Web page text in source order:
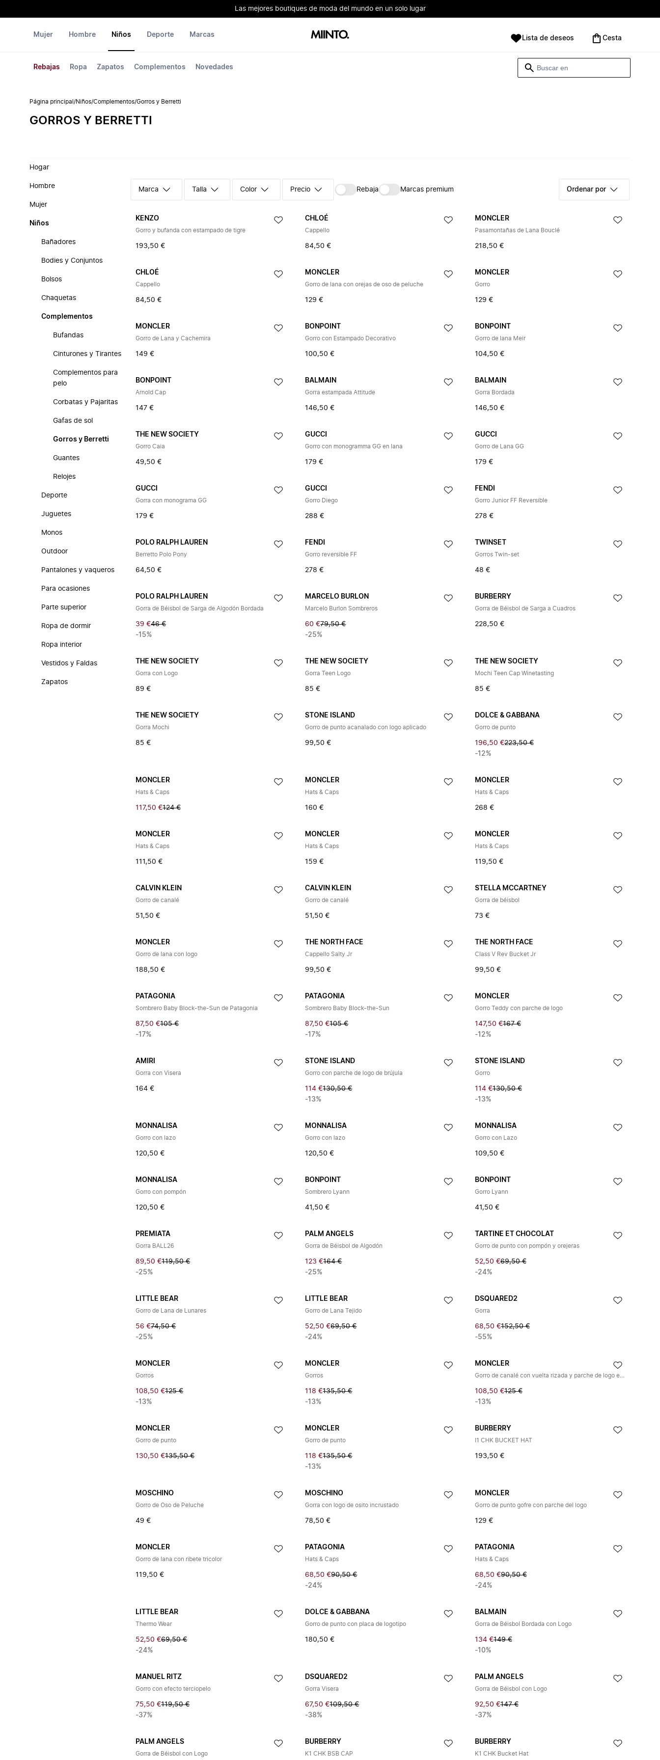
Las mejores boutiques de moda del mundo en un solo lugar
Mujer Hombre Niños
Rebajas Ropa Zapatos Complementos Novedades
Deporte Marcas Lista de deseos Cesta
Página principal /Niños/Complementos/Gorros y Berretti
GORROS Y BERRETTI
Hogar
Hombre
Mujer
Niños
Bañadores
Bodies y Conjuntos
Bolsos
Chaquetas
Complementos
Bufandas
Cinturones y Tirantes
Complementos para
pelo
Corbatas y Pajaritas
Gafas de sol
Gorros y Berretti
Guantes
Relojes
Deporte
Juguetes
Monos
Outdoor
Pantalones y vaqueros
Para ocasiones
Parte superior
Ropa de dormir
Ropa interior
Vestidos y Faldas
Zapatos
Marca Talla Color Precio Rebaja Marcas premium Ordenar por
KENZO
Gorro y bufanda con estampado de tigre
193,50 €
CHLOÉ
Cappello
84,50 €
MONCLER
Pasamontañas de Lana Bouclé
218,50 €
CHLOÉ
Cappello
84,50 €
MONCLER
Gorro de lana con orejas de oso de peluche
129 €
MONCLER
Gorro
129 €
MONCLER
Gorro de Lana y Cachemira
149 €
BONPOINT
Gorro con Estampado Decorativo
100,50 €
BONPOINT
Gorro de lana Meir
104,50 €
BONPOINT
Arnold Cap
147 €
BALMAIN
Gorra estampada Attitude
146,50 €
BALMAIN
Gorra Bordada
146,50 €
THE NEW SOCIETY
Gorro Caia
49,50 €
GUCCI
Gorro con monogramma GG en lana
179 €
GUCCI
Gorro de Lana GG
179 €
GUCCI
Gorra con monograma GG
179 €
GUCCI
Gorro Diego
288 €
FENDI
Gorro Junior FF Reversible
278 €
POLO RALPH LAUREN
Berretto Polo Pony
64,50 €
FENDI
Gorro reversible FF
278 €
TWINSET
Gorros Twin-set
48 €
POLO RALPH LAUREN
Gorra de Béisbol de Sarga de Algodón Bordada
39 €46 €
-15%
MARCELO BURLON
Marcelo Burlon Sombreros
60 €79,50 €
-25%
BURBERRY
Gorra de Béisbol de Sarga a Cuadros
228,50 €
THE NEW SOCIETY
Gorra con Logo
89 €
THE NEW SOCIETY
Gorra Teen Logo
85 €
THE NEW SOCIETY
Mochi Teen Cap Winetasting
85 €
THE NEW SOCIETY
Gorra Mochi
85 €
STONE ISLAND
Gorro de punto acanalado con logo aplicado
99,50 €
DOLCE & GABBANA
Gorro de punto
196,50 €223,50 €
-12%
MONCLER
Hats & Caps
117,50 €124 €
MONCLER
Hats & Caps
160 €
MONCLER
Hats & Caps
268 €
MONCLER
Hats & Caps
111,50 €
MONCLER
Hats & Caps
159 €
MONCLER
Hats & Caps
119,50 €
CALVIN KLEIN
Gorro de canalé
51,50 €
CALVIN KLEIN
Gorro de canalé
51,50 €
STELLA MCCARTNEY
Gorra de béisbol
73 €
MONCLER
Gorro de lana con logo
188,50 €
THE NORTH FACE
Cappello Salty Jr
99,50 €
THE NORTH FACE
Class V Rev Bucket Jr
99,50 €
PATAGONIA
Sombrero Baby Block-the-Sun de Patagonia
87,50 €105 €
-17%
PATAGONIA
Sombrero Baby Block-the-Sun
87,50 €105 €
-17%
MONCLER
Gorro Teddy con parche de logo
147,50 €167 €
-12%
AMIRI
Gorra con Visera
164 €
STONE ISLAND
Gorro con parche de logo de brújula
114 €130,50 €
-13%
STONE ISLAND
Gorro
114 €130,50 €
-13%
MONNALISA
Gorro con lazo
120,50 €
MONNALISA
Gorro con lazo
120,50 €
MONNALISA
Gorro con Lazo
109,50 €
MONNALISA
Gorro con pompón
120,50 €
BONPOINT
Sombrero Lyann
41,50 €
BONPOINT
Gorro Lyann
41,50 €
PREMIATA
Gorra BALL26
89,50 €119,50 €
-25%
PALM ANGELS
Gorra de Béisbol de Algodón
123 €164 €
-25%
TARTINE ET CHOCOLAT
Gorro de punto con pompón y orejeras
52,50 €69,50 €
-24%
LITTLE BEAR
Gorro de Lana de Lunares
56 €74,50 €
-25%
LITTLE BEAR
Gorro de Lana Tejido
52,50 €69,50 €
-24%
DSQUARED2
Gorra
68,50 €152,50 €
-55%
MONCLER
Gorros
108,50 €125 €
-13%
MONCLER
Gorros
118 €135,50 €
-13%
MONCLER
Gorro de canalé con vuelta rizada y parche de logo en la parte delantera
108,50 €125 €
-13%
MONCLER
Gorro de punto
130,50 €135,50 €
MONCLER
Gorro de punto
118 €135,50 €
-13%
BURBERRY
I1 CHK BUCKET HAT
193,50 €
MOSCHINO
Gorro de Oso de Peluche
49 €
MOSCHINO
Gorra con logo de osito incrustado
78,50 €
MONCLER
Gorro de punto gofre con parche del logo
129 €
MONCLER
Gorro de lana con ribete tricolor
119,50 €
PATAGONIA
Hats & Caps
68,50 €90,50 €
-24%
PATAGONIA
Hats & Caps
68,50 €90,50 €
-24%
LITTLE BEAR
Thermo Wear
52,50 €69,50 €
-24%
DOLCE & GABBANA
Gorro de punto con placa de logotipo
180,50 €
BALMAIN
Gorra de Béisbol Bordada con Logo
134 €149 €
-10%
MANUEL RITZ
Gorro con efecto terciopelo
75,50 €119,50 €
-37%
DSQUARED2
Gorra Visera
67,50 €109,50 €
-38%
PALM ANGELS
Gorra de Béisbol con Logo
92,50 €147 €
-37%
PALM ANGELS
Gorra de Béisbol con Logo
BURBERRY
K1 CHK BSB CAP
BURBERRY
K1 CHK Bucket Hat